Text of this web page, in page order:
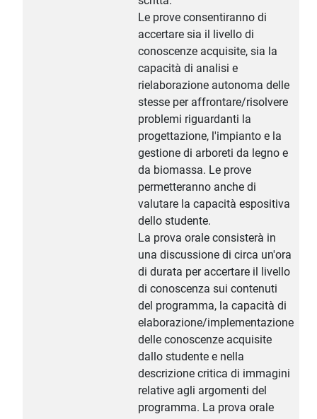
Le prove consentiranno di
accertare sia il livello di
conoscenze acquisite, sia la
capacità di analisi e
rielaborazione autonoma delle
stesse per affrontare/risolvere
problemi riguardanti la
progettazione, l'impianto e la
gestione di arboreti da legno e
da biomassa. Le prove
permetteranno anche di
valutare la capacità espositiva
dello studente.
La prova orale consisterà in
una discussione di circa un'ora
di durata per accertare il livello
di conoscenza sui contenuti
del programma, la capacità di
elaborazione/implementazione
delle conoscenze acquisite
dallo studente e nella
descrizione critica di immagini
relative agli argomenti del
programma. La prova orale